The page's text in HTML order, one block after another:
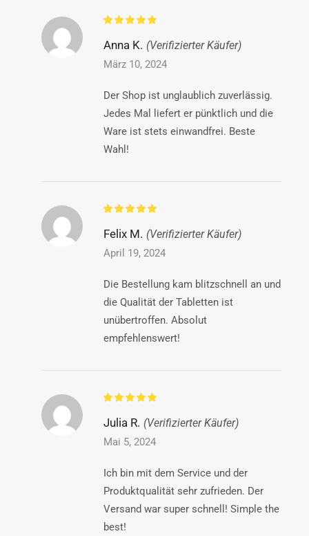
Anna K. (Verifizierter Käufer)
März 10, 2024
Der Shop ist unglaublich zuverlässig.
Jedes Mal liefert er pünktlich und die
Ware ist stets einwandfrei. Beste
Wahl!
Felix M. (Verifizierter Käufer)
April 19, 2024
Die Bestellung kam blitzschnell an und
die Qualität der Tabletten ist
unübertroffen. Absolut
empfehlenswert!
Julia R. (Verifizierter Käufer)
Mai 5, 2024
Ich bin mit dem Service und der
Produktqualität sehr zufrieden. Der
Versand war super schnell! Simple the
best!